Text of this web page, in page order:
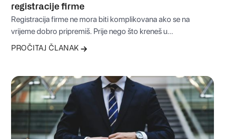
registracije firme
Registracija firme ne mora biti komplikovana ako se na
vrijeme dobro pripremiš. Prije nego što kreneš u
administrativni proces, važno je znati koje odluke moraš
donijeti i koje informacije imati spremne. U nastavku
i nepotreban stres prije osnivanja firme.
PROČITAJ ČLANAK